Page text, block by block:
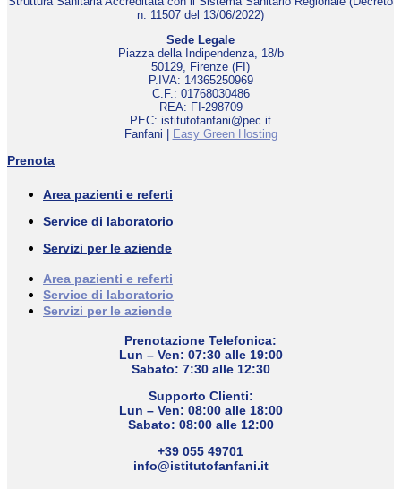
n. 11507 del 13/06/2022)
Sede Legale
Piazza della Indipendenza, 18/b
50129, Firenze (FI)
P.IVA: 14365250969
C.F.: 01768030486
REA: FI-298709
PEC: istitutofanfani@pec.it
Fanfani | Easy Green Hosting
Prenota
Area pazienti e referti
Service di laboratorio
Servizi per le aziende
Area pazienti e referti
Service di laboratorio
Servizi per le aziende
Prenotazione Telefonica:
Lun – Ven: 07:30 alle 19:00
Sabato: 7:30 alle 12:30
Supporto Clienti:
Lun – Ven: 08:00 alle 18:00
Sabato: 08:00 alle 12:00
+39 055 49701
info@istitutofanfani.it